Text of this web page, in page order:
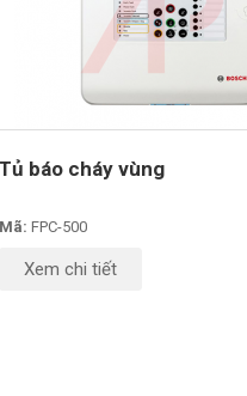
Tủ báo cháy vùng
Mã: FPC-500
Xem chi tiết